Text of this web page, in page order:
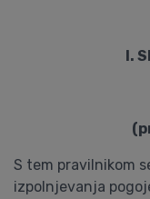
I.
S tem pravilnikom
izpolnjevanja